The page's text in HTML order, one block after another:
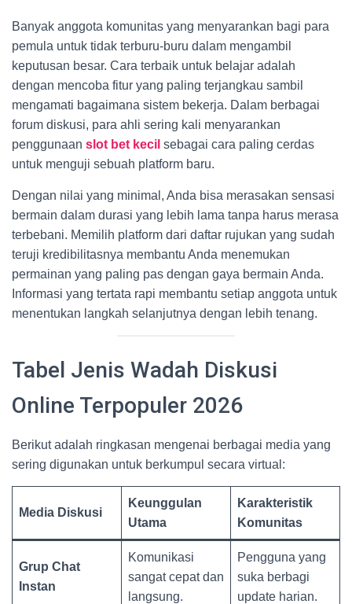
Banyak anggota komunitas yang menyarankan bagi para
pemula untuk tidak terburu-buru dalam mengambil
keputusan besar. Cara terbaik untuk belajar adalah
dengan mencoba fitur yang paling terjangkau sambil
mengamati bagaimana sistem bekerja. Dalam berbagai
forum diskusi, para ahli sering kali menyarankan
penggunaan slot bet kecil sebagai cara paling cerdas
untuk menguji sebuah platform baru.
Dengan nilai yang minimal, Anda bisa merasakan sensasi
bermain dalam durasi yang lebih lama tanpa harus merasa
terbebani. Memilih platform dari daftar rujukan yang sudah
teruji kredibilitasnya membantu Anda menemukan
permainan yang paling pas dengan gaya bermain Anda.
Informasi yang tertata rapi membantu setiap anggota untuk
menentukan langkah selanjutnya dengan lebih tenang.
Tabel Jenis Wadah Diskusi
Online Terpopuler 2026
Berikut adalah ringkasan mengenai berbagai media yang
sering digunakan untuk berkumpul secara virtual:
Media Diskusi
Keunggulan
Utama
Karakteristik
Komunitas
Grup Chat
Instan
Komunikasi
sangat cepat dan
langsung.
Pengguna yang
suka berbagi
update harian.